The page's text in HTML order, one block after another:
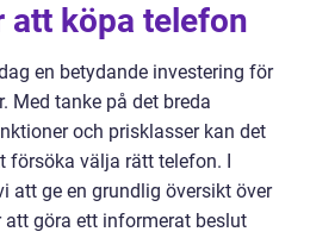
att köpa telefon
en betydande investering för
Med tanke på det breda
och prisklasser kan det
försöka välja rätt telefon. I
att ge en grundlig översikt över
att göra ett informerat beslut